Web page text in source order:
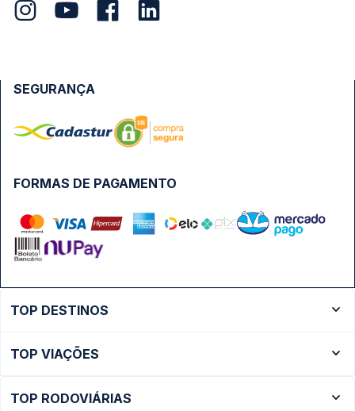
FORMAS DE PAGAMENTO
SEGURANÇA
TOP DESTINOS
Ônibus São Paulo
TOP VIAÇÕES
TOP RODOVIÁRIAS